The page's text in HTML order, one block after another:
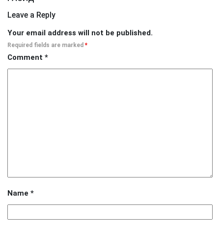
Leave a Reply
Your email address will not be published.
Required fields are marked *
Comment *
Name *